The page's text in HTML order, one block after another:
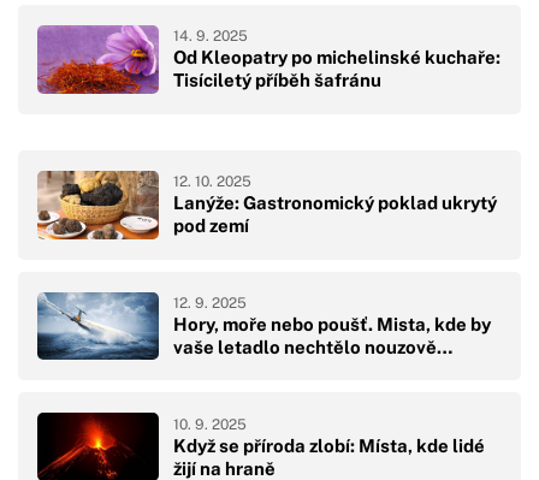
Od Kleopatry po michelinské kuchaře:
Tisíciletý příběh šafránu
14. 9. 2025
Lanýže: Gastronomický poklad ukrytý
pod zemí
12. 10. 2025
Hory, moře nebo poušť. Mista, kde by
vaše letadlo nechtělo nouzově…
12. 9. 2025
Když se příroda zlobí: Místa, kde lidé
žijí na hraně
10. 9. 2025